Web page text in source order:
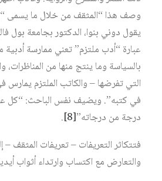
وصف هذا “المثقف من خلال ما يسمى
يقول دوني بنوا، الدكتور بجامعة بول
عبارة “أدب ملتزم” تعني ممارسة أدبية
بالسياسة وما ينتج منها من المناظرات،
التي تفرضها – والكاتب الملتزم يمارس
في كتبه”. ويضيف نفس الباحث: “كل
درجة من درجاته”[8]
.
فتتكاثر التعريفات – تعريفات المثقف
والتعارض مع اكتساب وارتداء أثواب